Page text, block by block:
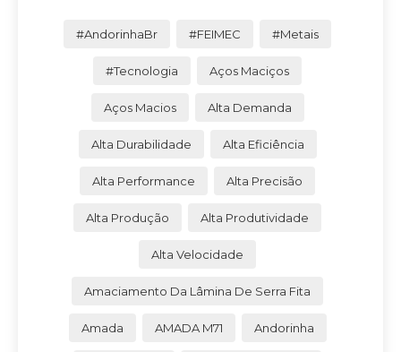
#AndorinhaBr #FEIMEC #Metais
#Tecnologia Aços Maciços
Aços Macios Alta Demanda
Alta Durabilidade Alta Eficiência
Alta Performance Alta Precisão
Alta Produção Alta Produtividade
Alta Velocidade
Amaciamento Da Lâmina De Serra Fita
Amada AMADA M71 Andorinha